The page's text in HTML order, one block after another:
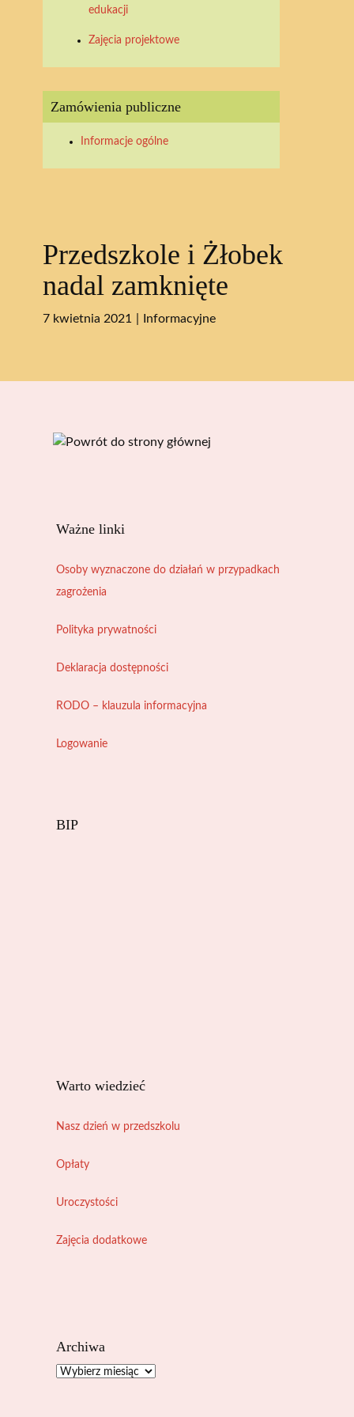
edukacji
Zajęcia projektowe
Zamówienia publiczne
Informacje ogólne
Przedszkole i Żłobek
nadal zamknięte
7 kwietnia 2021 Informacyjne
Ważne linki
Osoby wyznaczone do działań w przypadkach
zagrożenia
Polityka prywatności
Deklaracja dostępności
RODO – klauzula informacyjna
Logowanie
BIP
Warto wiedzieć
Nasz dzień w przedszkolu
Opłaty
Uroczystości
Zajęcia dodatkowe
Archiwa
Archiwa